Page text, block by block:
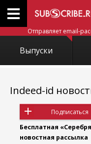
Отправляет email-
Выпуски
Indeed-id
Подписаться
Бесплатная
новостная рассылка